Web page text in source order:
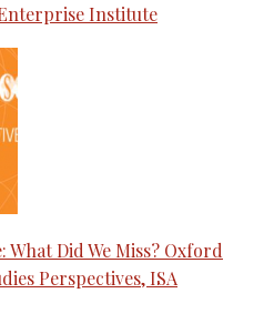
Institute
What Did We Miss? Oxford
Perspectives, ISA